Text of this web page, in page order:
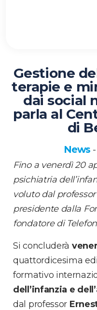
Gestione
terapie e
dai social
parla al
di
News
Fino a venerdì 20
psichiatria
voluto dal
presidente dalla
fondatore di
Si concluderà
quattordicesima
formativo
dell’infanzia e
dal professor